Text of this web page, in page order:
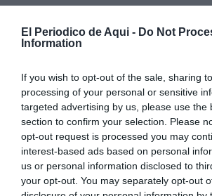
El Periodico de Aqui - Do Not
Information
If you wish to opt-out of the sale, sharing
processing of your personal or sensitive
targeted advertising by us, please use the
section to confirm your selection. Please
opt-out request is processed you may
interest-based ads based on personal
us or personal information disclosed to
your opt-out. You may separately opt-out